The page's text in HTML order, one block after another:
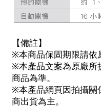
【備註】
※本商品保固期限請依
※本產品文案為原廠所
商品為準。
※本產品網頁因拍攝關
商出貨為主。